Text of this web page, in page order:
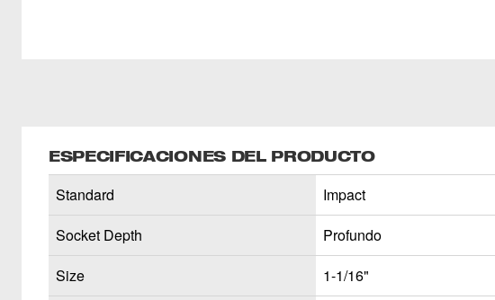
ESPECIFICACIONES DEL PRODUCTO
Standard
Impact
Socket Depth
Profundo
Size
1-1/16"